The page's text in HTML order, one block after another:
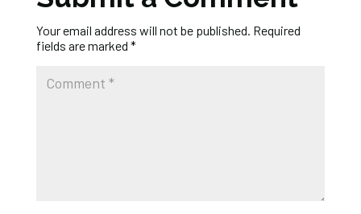
Your email address will not be published. Required
fields are marked *